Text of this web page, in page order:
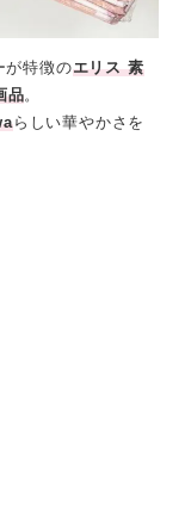
が特徴のエリス 素
品。
らしい華やかさを